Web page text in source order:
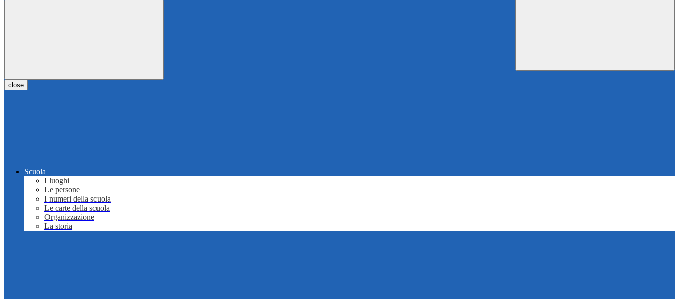
close
Scuola
I luoghi
Le persone
I numeri della scuola
Le carte della scuola
Organizzazione
La storia